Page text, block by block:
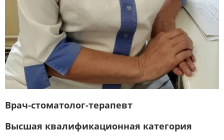
Врач-стоматолог-терапевт
Высшая квалификационная категория